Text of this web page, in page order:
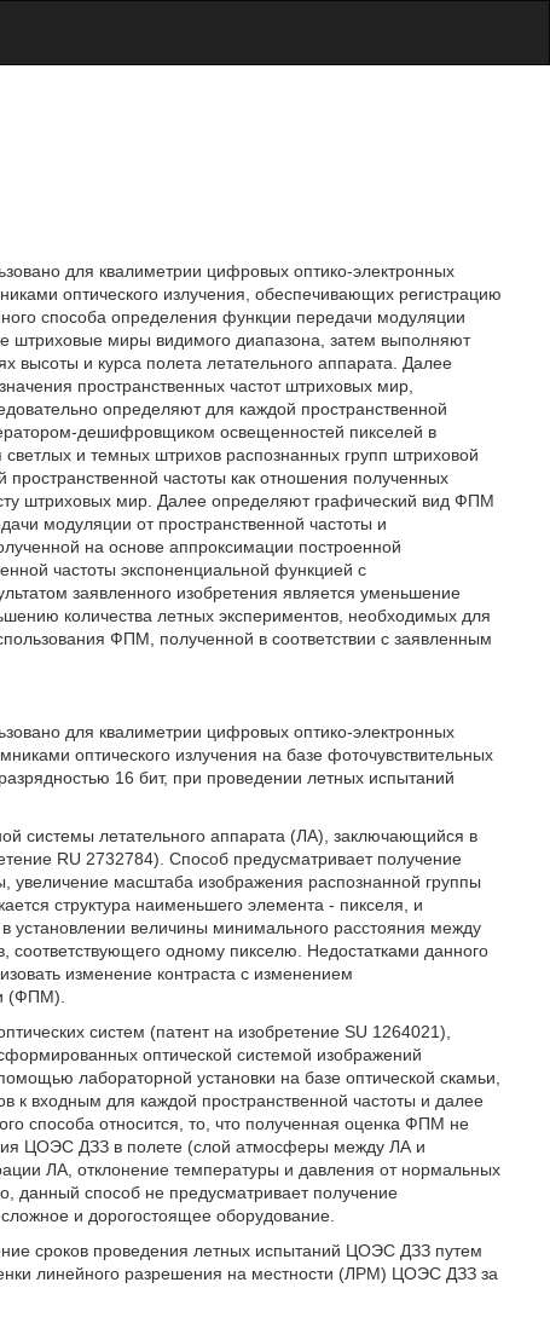
для квалиметрии цифровых оптико-электронных
оптического излучения, обеспечивающих регистрацию
способа определения функции передачи модуляции
миры видимого диапазона, затем выполняют
и курса полета летательного аппарата. Далее
пространственных частот штриховых мир,
определяют для каждой пространственной
дешифровщиком освещенностей пикселей в
и темных штрихов распознанных групп штриховой
частоты как отношения полученных
штриховых мир. Далее определяют графический вид ФПМ
модуляции от пространственной частоты и
на основе аппроксимации построенной
частоты экспоненциальной функцией с
заявленного изобретения является уменьшение
количества летных экспериментов, необходимых для
ФПМ, полученной в соответствии с заявленным
для квалиметрии цифровых оптико-электронных
оптического излучения на базе фоточувствительных
16 бит, при проведении летных испытаний
системы летательного аппарата (ЛА), заключающийся в
RU 2732784). Способ предусматривает получение
масштаба изображения распознанной группы
структура наименьшего элемента - пикселя, и
величины минимального расстояния между
одному пикселю. Недостатками данного
изменение контраста с изменением
(ФПМ).
систем (патент на изобретение SU 1264021),
оптической системой изображений
лабораторной установки на базе оптической скамьи,
входным для каждой пространственной частоты и далее
способа относится, то, что полученная оценка ФПМ не
ЦОЭС ДЗЗ в полете (слой атмосферы между ЛА и
ЛА, отклонение температуры и давления от нормальных
данный способ не предусматривает получение
и дорогостоящее оборудование.
сроков проведения летных испытаний ЦОЭС ДЗЗ путем
линейного разрешения на местности (ЛРМ) ЦОЭС ДЗЗ за